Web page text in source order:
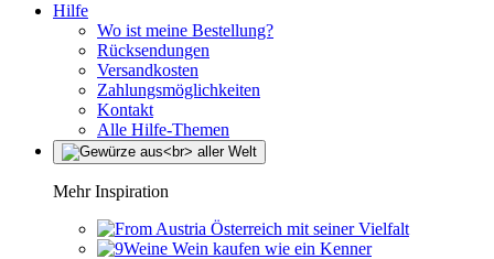
Hilfe
Wo ist meine Bestellung?
Rücksendungen
Versandkosten
Zahlungsmöglichkeiten
Kontakt
Alle Hilfe-Themen
Mehr Inspiration
Österreich mit seiner Vielfalt
Wein kaufen wie ein Kenner